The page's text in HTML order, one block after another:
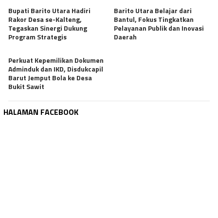
Bupati Barito Utara Hadiri
Rakor Desa se-Kalteng,
Tegaskan Sinergi Dukung
Program Strategis
Barito Utara Belajar dari
Bantul, Fokus Tingkatkan
Pelayanan Publik dan Inovasi
Daerah
Perkuat Kepemilikan Dokumen
Adminduk dan IKD, Disdukcapil
Barut Jemput Bola ke Desa
Bukit Sawit
HALAMAN FACEBOOK